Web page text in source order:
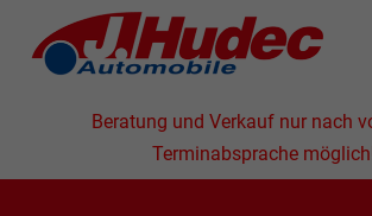
Beratung und Verkauf nur nach
Terminabsprache